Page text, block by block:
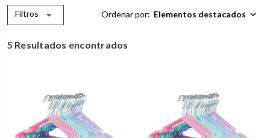
5 Resultados encontrados
Ordenar por:
Filtros